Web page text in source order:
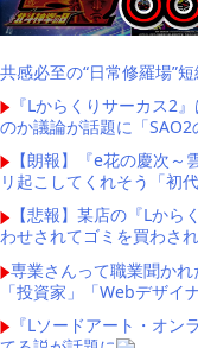
共感必至の“日常修羅場”短
『Lからくりサーカス2
のか議論が話題に「SAO2
【朗報】『e花の慶次
リ起こしてくれそう「初
【悲報】某店の『Lか
わせされてゴミを買わされ
専業さんって職業聞かれ
「投資家」「Webデザイ
『Lソードアート・オ